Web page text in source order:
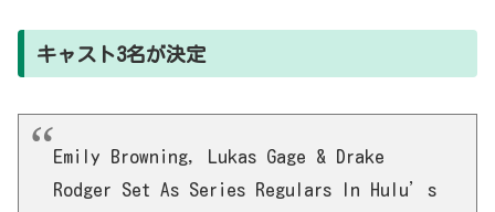
キャスト3名が決定
Emily Browning, Lukas Gage & Drake
Rodger Set As Series Regulars In Hulu’s